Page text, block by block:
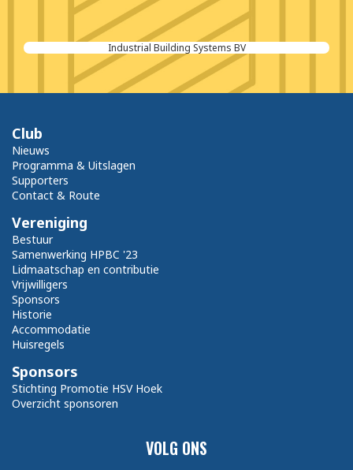
Industrial Building Systems BV
VOLG ONS
Club
Nieuws
Programma & Uitslagen
Supporters
Contact & Route
Vereniging
Bestuur
Samenwerking HPBC '23
Lidmaatschap en contributie
Vrijwilligers
Sponsors
Historie
Accommodatie
Huisregels
Sponsors
Stichting Promotie HSV Hoek
Overzicht sponsoren